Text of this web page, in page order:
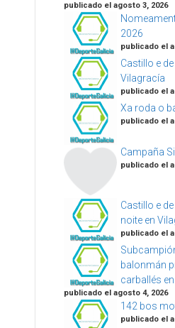
publicado el agosto 3, 2026
2026
publicado el
Castillo e
Vilagracía
publicado el
Xa roda o
publicado el
Campaña
publicado el
Castillo e
noite en
publicado el
balonmán
carballés
publicado el agosto 4, 2026
142 bos
publicado el